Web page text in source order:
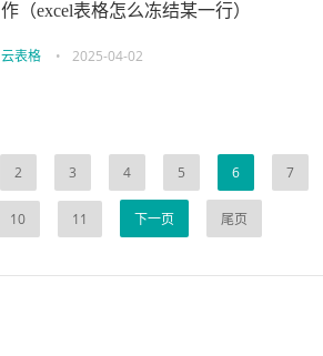
作（excel表格怎么冻结某一行）
云表格 • 2025-04-02
2 3 4 5 6 7
10 11 下一页 尾页